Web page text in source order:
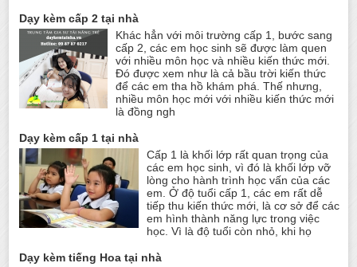
Dạy kèm cấp 2 tại nhà
Khác hẳn với môi trường cấp 1, bước sang
cấp 2, các em học sinh sẽ được làm quen
với nhiều môn học và nhiều kiến thức mới.
Đó được xem như là cả bầu trời kiến thức
để các em tha hồ khám phá. Thế nhưng,
nhiều môn học mới với nhiều kiến thức mới
là đồng ngh
Dạy kèm cấp 1 tại nhà
Cấp 1 là khối lớp rất quan trọng của
các em học sinh, vì đó là khối lớp vỡ
lòng cho hành trình học vấn của các
em. Ở độ tuổi cấp 1, các em rất dễ
tiếp thu kiến thức mới, là cơ sở để các
em hình thành năng lực trong việc
học. Vì là độ tuổi còn nhỏ, khi họ
Dạy kèm tiếng Hoa tại nhà